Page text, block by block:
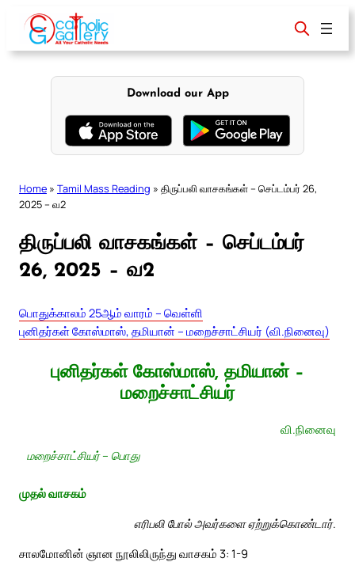
content
Download our App
Home » Tamil Mass Reading » திருப்பலி வாசகங்கள் – செப்டம்பர் 26,
2025 – வ2
திருப்பலி வாசகங்கள் – செப்டம்பர்
26, 2025 – வ2
பொதுக்காலம் 25ஆம் வாரம் – வெள்ளி
புனிதர்கள் கோஸ்மாஸ், தமியான் – மறைச்சாட்சியர் (வி.நினைவு)
புனிதர்கள் கோஸ்மாஸ், தமியான் –
மறைச்சாட்சியர்
வி.நினைவு
மறைச்சாட்சியர் – பொது
முதல் வாசகம்
எரிபலி போல் அவர்களை ஏற்றுக்கொண்டார்.
சாலமோனின் ஞான நூலிலிருந்து வாசகம் 3: 1-9